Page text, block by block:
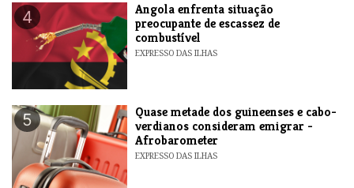
4
Angola enfrenta situação
preocupante de escassez de
combustível
EXPRESSO DAS ILHAS
5
Quase metade dos guineenses e cabo-
verdianos consideram emigrar -
Afrobarometer
EXPRESSO DAS ILHAS